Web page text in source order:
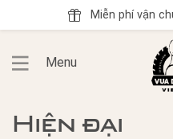
Miễn phí vận
Menu
Hiện đại